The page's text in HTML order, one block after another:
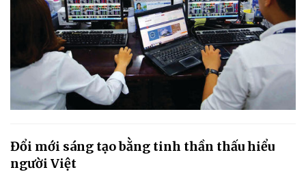
Đổi mới sáng tạo bằng tinh thần thấu hiểu
người Việt